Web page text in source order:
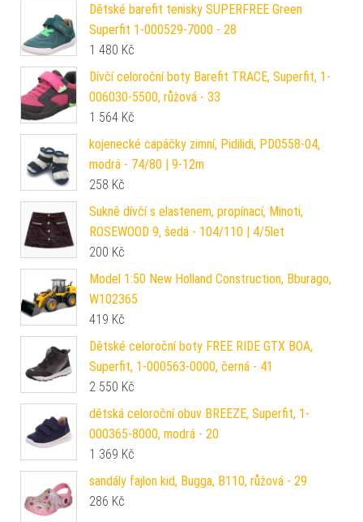
Dětské barefit tenisky SUPERFREE Green
Superfit 1-000529-7000 - 28
1 480 Kč
Dívčí celoroční boty Barefit TRACE, Superfit, 1-
006030-5500, růžová - 33
1 564 Kč
kojenecké capáčky zimní, Pidilidi, PD0558-04,
modrá - 74/80 | 9-12m
258 Kč
Sukně dívčí s elastenem, propínací, Minoti,
ROSEWOOD 9, šedá - 104/110 | 4/5let
200 Kč
Model 1:50 New Holland Construction, Bburago,
W102365
419 Kč
Dětské celoroční boty FREE RIDE GTX BOA,
Superfit, 1-000563-0000, černá - 41
2 550 Kč
dětská celoroční obuv BREEZE, Superfit, 1-
000365-8000, modrá - 20
1 369 Kč
sandály fajlon kid, Bugga, B110, růžová - 29
286 Kč